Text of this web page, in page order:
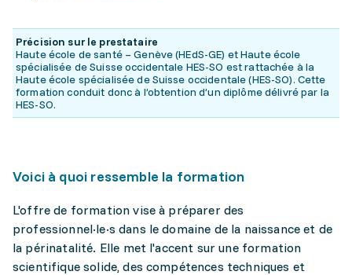
Précision sur le prestataire
Haute école de santé – Genève (HEdS-GE) et Haute école
spécialisée de Suisse occidentale HES-SO est rattachée à la
Haute école spécialisée de Suisse occidentale (HES-SO). Cette
formation conduit donc à l’obtention d’un diplôme délivré par la
HES-SO.
Voici à quoi ressemble la formation
L'offre de formation vise à préparer des
professionnel·le·s dans le domaine de la naissance et de
la périnatalité. Elle met l'accent sur une formation
scientifique solide, des compétences techniques et